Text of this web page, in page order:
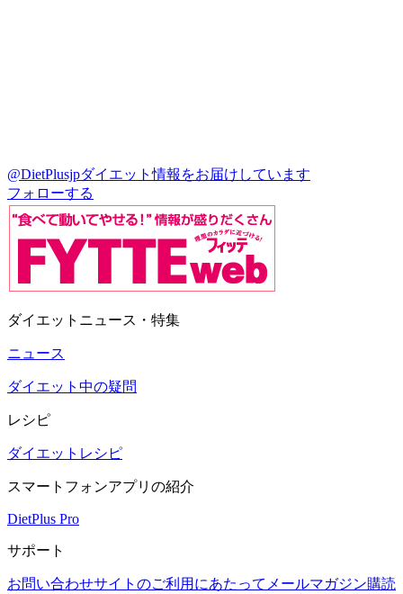
@DietPlusjpダイエット情報をお届けしています
フォローする
ダイエットニュース・特集
ニュース
ダイエット中の疑問
レシピ
ダイエットレシピ
スマートフォンアプリの紹介
DietPlus Pro
サポート
お問い合わせサイトのご利用にあたって メールマガジン購読